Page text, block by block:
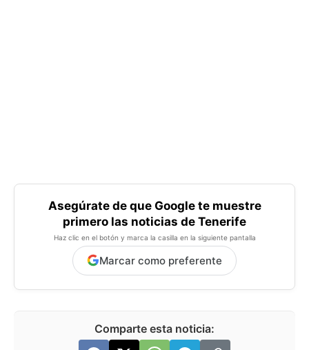
Asegúrate de que Google te muestre
primero las noticias de Tenerife
Haz clic en el botón y marca la casilla en la siguiente pantalla
Marcar como preferente
Comparte esta noticia: